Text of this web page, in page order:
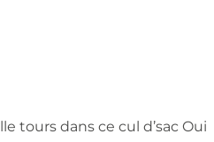
tours dans ce cul d’sac Oui